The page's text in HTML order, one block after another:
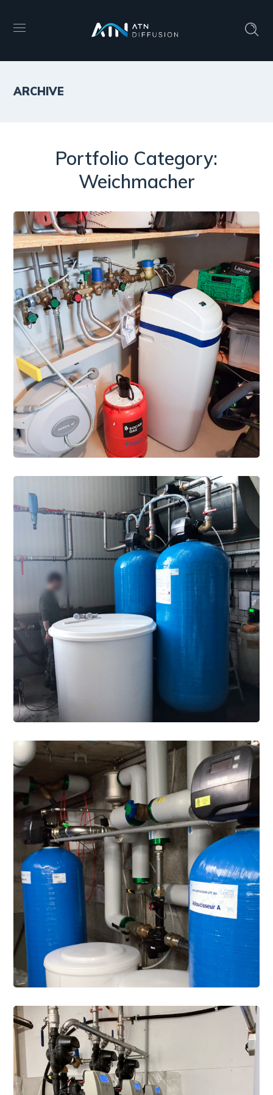
ARCHIVE
Portfolio Category:
Weichmacher
HÄUSLICH WEICHMACHER
Installationen unserer
Monoblock- und Biblock-
Wasserenthärter für
Villen
INDUSTRIE
Wasserenthärtungsanlage
Duplex 2 x 500 Liter
INDUSTRIE / WEICHMACHER
Wasserenthärtungssystem
und Verteilung von 5
verschiedenen
Wasserqualitäten für ein
Altersheim